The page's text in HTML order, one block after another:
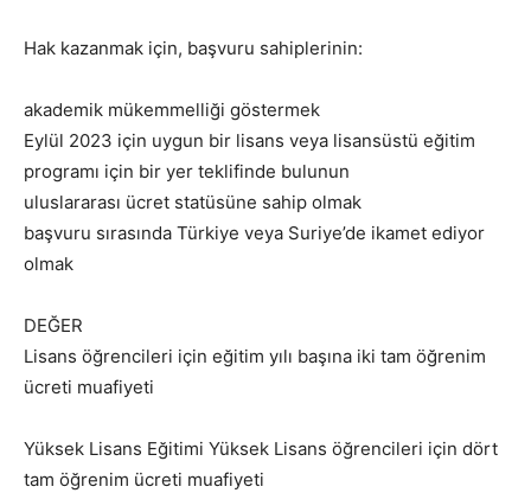
Hak kazanmak için, başvuru sahiplerinin:
akademik mükemmelliği göstermek
Eylül 2023 için uygun bir lisans veya lisansüstü eğitim
programı için bir yer teklifinde bulunun
uluslararası ücret statüsüne sahip olmak
başvuru sırasında Türkiye veya Suriye’de ikamet ediyor
olmak
DEĞER
Lisans öğrencileri için eğitim yılı başına iki tam öğrenim
ücreti muafiyeti
Yüksek Lisans Eğitimi Yüksek Lisans öğrencileri için dört
tam öğrenim ücreti muafiyeti